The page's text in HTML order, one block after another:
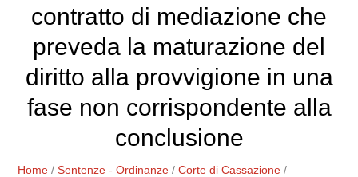
contratto di mediazione che
preveda la maturazione del
diritto alla provvigione in una
fase non corrispondente alla
conclusione
Home /Sentenze - Ordinanze /Corte di Cassazione /